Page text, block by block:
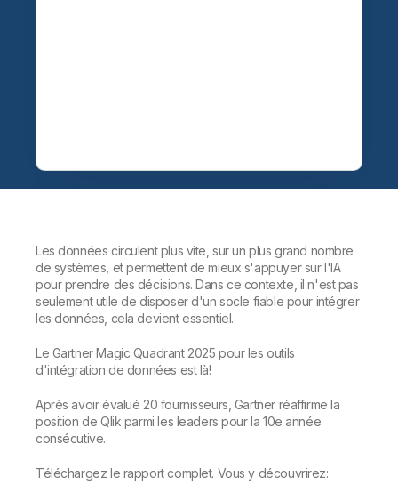
Les données circulent plus vite, sur un plus grand nombre
de systèmes, et permettent de mieux s'appuyer sur l'IA
pour prendre des décisions. Dans ce contexte, il n'est pas
seulement utile de disposer d'un socle fiable pour intégrer
les données, cela devient essentiel.
Le Gartner Magic Quadrant 2025 pour les outils
d'intégration de données est là!
Après avoir évalué 20 fournisseurs, Gartner réaffirme la
position de Qlik parmi les leaders pour la 10e année
consécutive.
Téléchargez le rapport complet. Vous y découvrirez: